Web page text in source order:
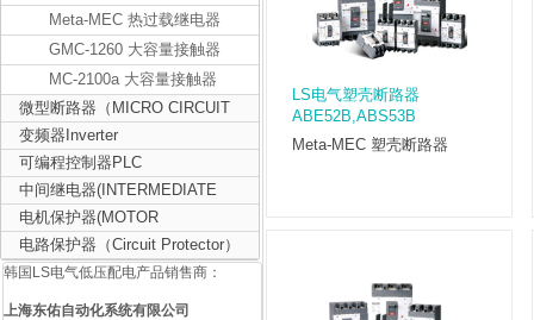
LS电气塑壳断路器
ABE52B,ABS53B
Meta-MEC 塑壳断路器
Meta-MEC 热过载继电器
GMC-1260 大容量接触器
MC-2100a 大容量接触器
微型断路器（MICRO CIRCUIT
BREAKER）
变频器Inverter
可编程控制器PLC
中间继电器(INTERMEDIATE
RELAY)
电机保护器(MOTOR
PROTECTOR)
电路保护器（Circuit Protector）
韩国LS电气低压配电产品销售商：
上海东佑自动化系统有限公司